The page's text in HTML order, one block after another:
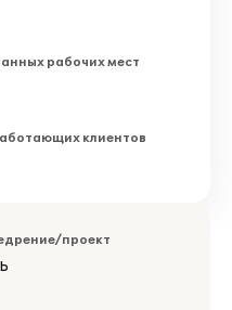
рабочих мест
клиентов
проект